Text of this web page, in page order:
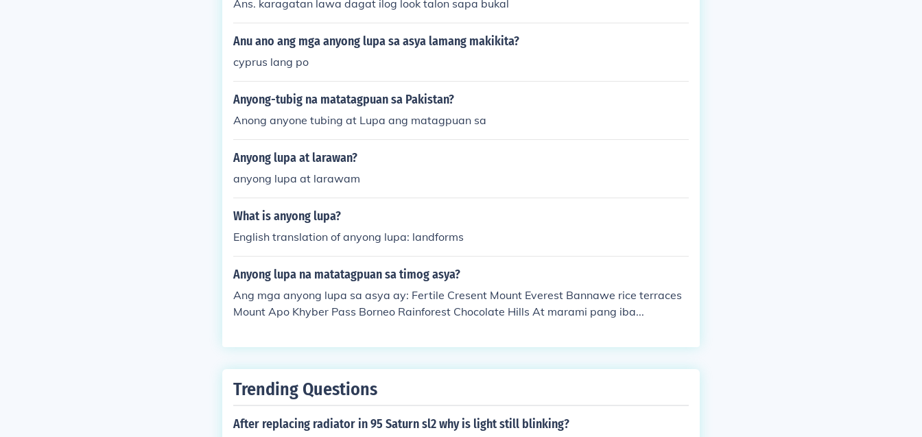
Ans. karagatan lawa dagat ilog look talon sapa bukal
Anu ano ang mga anyong lupa sa asya lamang makikita?
cyprus lang po
Anyong-tubig na matatagpuan sa Pakistan?
Anong anyone tubing at Lupa ang matagpuan sa
Anyong lupa at larawan?
anyong lupa at larawam
What is anyong lupa?
English translation of anyong lupa: landforms
Anyong lupa na matatagpuan sa timog asya?
Ang mga anyong lupa sa asya ay: Fertile Cresent Mount Everest Bannawe rice terraces
Mount Apo Khyber Pass Borneo Rainforest Chocolate Hills At marami pang iba...
Trending Questions
After replacing radiator in 95 Saturn sl2 why is light still blinking?